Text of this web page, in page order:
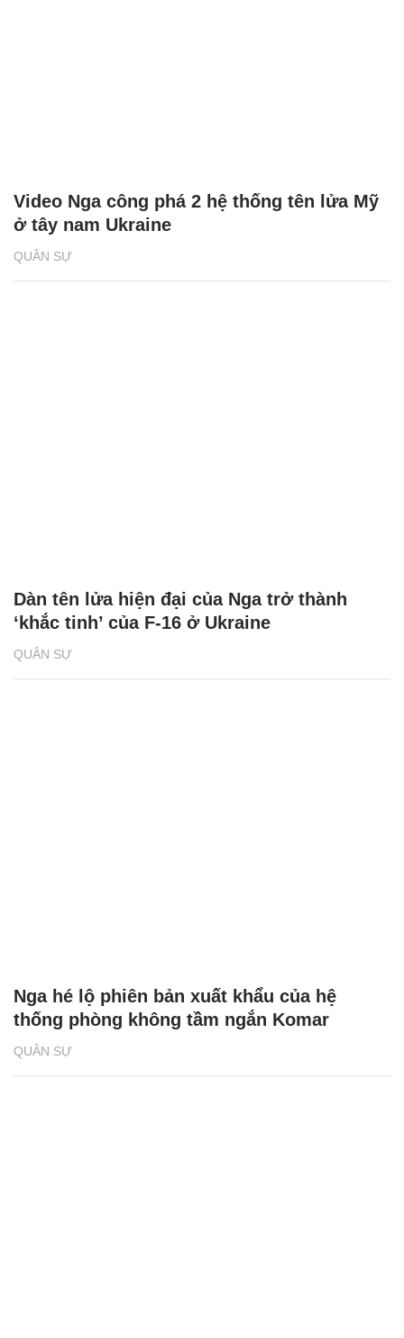
QUÂN SỰ
Video Nga công phá 2 hệ thống tên lửa Mỹ
ở tây nam Ukraine
QUÂN SỰ
Dàn tên lửa hiện đại của Nga trở thành
‘khắc tinh’ của F-16 ở Ukraine
QUÂN SỰ
Nga hé lộ phiên bản xuất khẩu của hệ
thống phòng không tầm ngắn Komar